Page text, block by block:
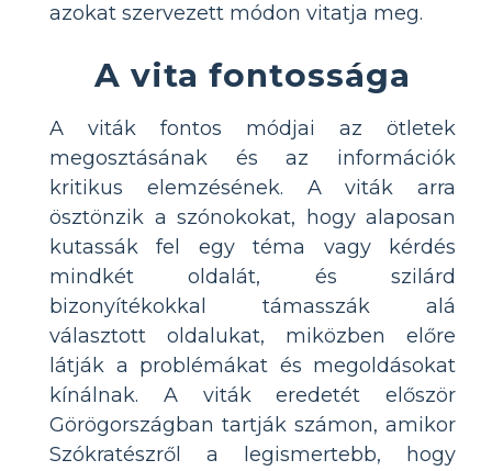
azokat szervezett módon vitatja meg.
A vita fontossága
A viták fontos módjai az ötletek
megosztásának és az információk
kritikus elemzésének. A viták arra
ösztönzik a szónokokat, hogy alaposan
kutassák fel egy téma vagy kérdés
mindkét oldalát, és szilárd
bizonyítékokkal támasszák alá
választott oldalukat, miközben előre
látják a problémákat és megoldásokat
kínálnak. A viták eredetét először
Görögországban tartják számon, amikor
Szókratészről a legismertebb, hogy